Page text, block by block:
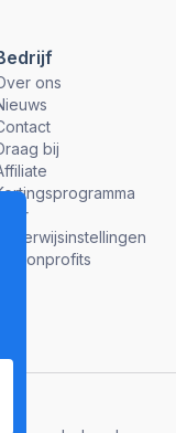
ons
bij
voor
onderwijsinstellingen
en nonprofits